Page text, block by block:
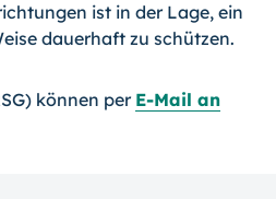
ist in der Lage, ein
dauerhaft zu schützen.
können per E-Mail an